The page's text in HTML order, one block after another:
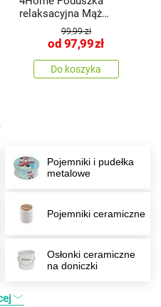
relaksacyjna Mąż
zastępczy99,99 zł
od 97,99zł
Do koszyka
Pojemniki i pudełka
metalowe
Pojemniki ceramiczne
Osłonki ceramiczne
na doniczki